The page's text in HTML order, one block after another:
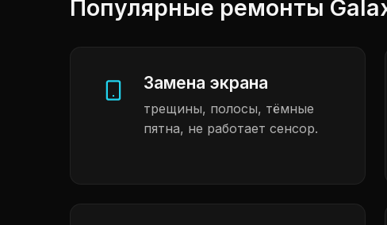
Популярные ремонты
Замена экрана
трещины, полосы, тёмные
пятна, не работает сенсор.